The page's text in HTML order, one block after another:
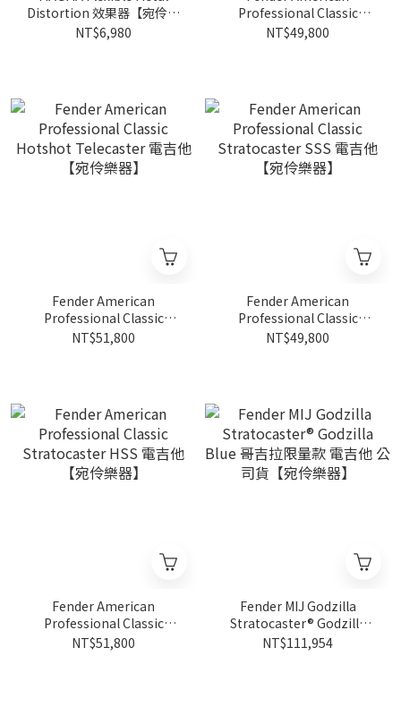
Distortion 效果器【宛伶樂
器】
NT$6,980
Professional Classic
Telecaster 電吉他【宛伶樂
NT$49,800
Fender American
Professional Classic
Hotshot Telecaster 電吉他
NT$51,800
Fender American
Professional Classic
Stratocaster SSS 電吉他
NT$49,800
Fender American
Professional Classic
Stratocaster HSS 電吉他
NT$51,800
Fender MIJ Godzilla
Stratocaster® Godzilla
Blue 哥吉拉限量款 電吉他
NT$111,954